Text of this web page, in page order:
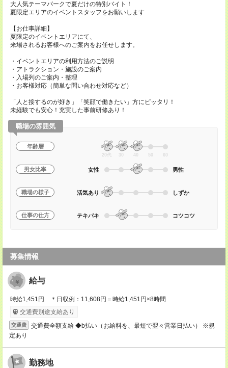
大人気テーマパークで夏だけの特別バイト！
夏限定エリアのイベントスタッフをお願いします
【お仕事詳細】
夏限定のイベントエリアにて、
来場されるお客様へのご案内をお任せします。
・イベントエリアの利用方法のご説明
・アトラクション・施設のご案内
・入場列のご案内・整理
・お客様対応（簡単な問い合わせ対応など）
「人と接するのが好き」「笑顔で働きたい」方にピッタリ！
未経験でも安心！充実した事前研修あり！
職場の雰囲気
年齢層
20代 30 40 50 60
男女比率 女性 男性
職場の様子 活気あり しずか
仕事の仕方 テキパキ コツコツ
募集情報
給与
時給1,451円 ＊日収例：11,608円＝時給1,451円×8時間
交通費別途支給あり
交通費
交通費全額支給 ◆b払い（お給料を、最短で翌々営業日払い） ※規
定あり
勤務地